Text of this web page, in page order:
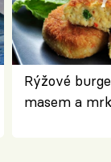
Rýžové
masem a